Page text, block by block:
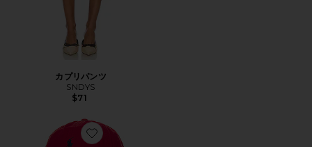
カプリパンツ
SNDYS
$71
Favorite ハット